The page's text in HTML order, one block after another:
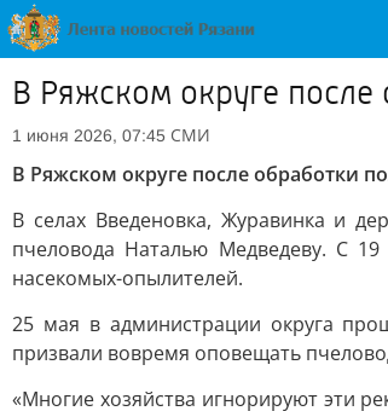
В Ряжском округе после
1 июня 2026, 07:45 СМИ
В Ряжском округе после обработки
В селах Введеновка, Журавинка и
пчеловода Наталью Медведеву. С
насекомых-опылителей.
25 мая в администрации округа
призвали вовремя оповещать
«Многие хозяйства игнорируют эти